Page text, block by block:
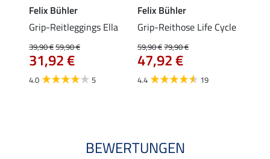
Felix Bühler
Grip-Reitleggings Ella
39,90 €59,90 €
31,92 €
4.0 5
Felix Bühler
Grip-Reithose Life Cycle
59,90 €79,90 €
47,92 €
4.4 19
BEWERTUNGEN